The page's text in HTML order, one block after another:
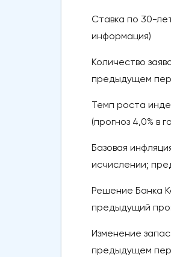
Ставка по 30-
информация)
Количество
предыдущем
Темп роста
(прогноз 4,0% в
Базовая
исчислении;
Решение Банка
предыдущий
Изменение
предыдущем